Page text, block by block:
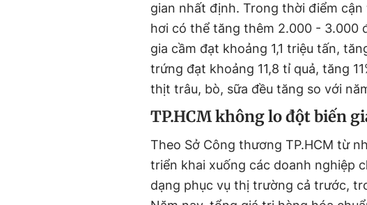
gian nhất định. Trong thời điểm
hơi có thể tăng thêm 2.000 - 3.000
gia cầm đạt khoảng 1,1 triệu tấn,
trứng đạt khoảng 11,8 tỉ quả, tăng
thịt trâu, bò, sữa đều tăng so với
TP.HCM không lo đột biến
Theo Sở Công thương TP.HCM từ
triển khai xuống các doanh nghiệp
dạng phục vụ thị trường cả trước,